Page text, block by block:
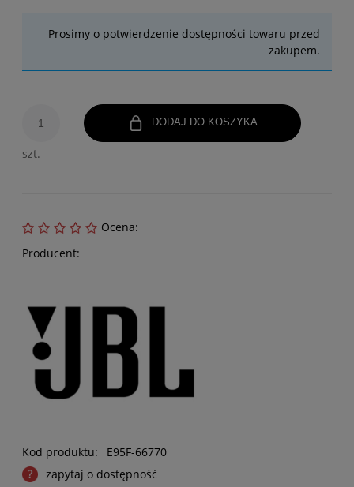
Prosimy o potwierdzenie dostępności towaru przed
zakupem.
szt.
DODAJ DO KOSZYKA
Ocena:
Producent:
Kod produktu:
E95F-66770
zapytaj o dostępność